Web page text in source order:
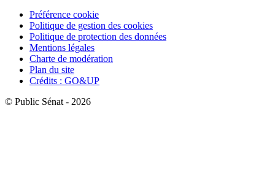
Préférence cookie
Politique de gestion des cookies
Politique de protection des données
Mentions légales
Charte de modération
Plan du site
Crédits : GO&UP
© Public Sénat - 2026